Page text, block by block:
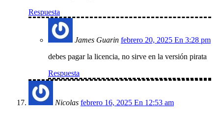
Respuesta
James Guarin febrero 20, 2025 En 3:28 pm
debes pagar la licencia, no sirve en la versión pirata
Respuesta
Nicolas febrero 16, 2025 En 12:53 am